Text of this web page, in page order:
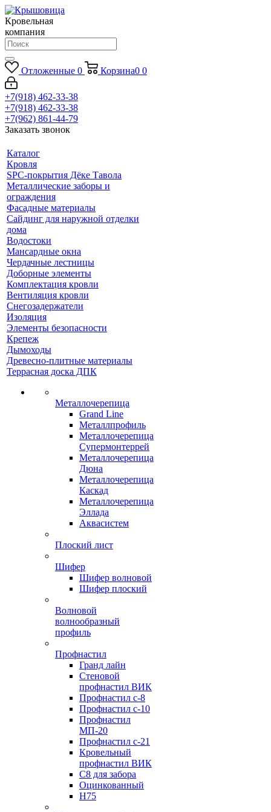
Кровельная
компания
Отложенные 0 Корзина0 0
+7(918) 462-33-38
+7(918) 462-33-38
+7(962) 861-44-79
Заказать звонок
Каталог
Кровля
SPC-покрытия Дёке Тавола
Металлические заборы и
ограждения
Фасадные материалы
Сайдинг для наружной отделки
дома
Водостоки
Мансардные окна
Чердачные лестницы
Доборные элементы
Комплектация кровли
Вентиляция кровли
Снегозадержатели
Изоляция
Элементы безопасности
Крепеж
Дымоходы
Древесно-плитные материалы
Террасная доска ДПК
Металлочерепица
Grand Line
Металлпрофиль
Металлочерепица
Супермонтеррей
Металлочерепица
Дюна
Металлочерепица
Каскад
Металлочерепица
Эллада
Аквасистем
Плоский лист
Шифер
Шифер волновой
Шифер плоский
Волновой
волнообразный
профиль
Профнастил
Гранд лайн
Стеновой
профнастил ВИК
Профнастил с-8
Профнастил с-10
Профнастил
МП-20
Профнастил с-21
Кровельный
профнастил ВИК
С8 для забора
Оцинкованный
Н75